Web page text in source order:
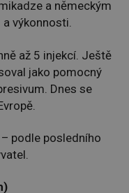
a německým
výkonnosti.
až 5 injekcí. Ještě
jako pomocný
Dnes se
podle posledního